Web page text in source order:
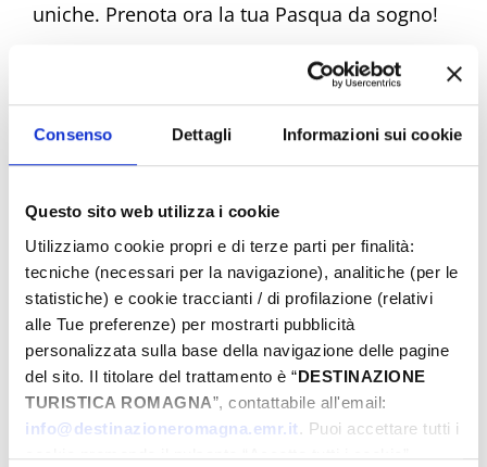
Consenso Dettagli Informazioni sui cookie
Questo sito web utilizza i cookie
Utilizziamo cookie propri e di terze parti per finalità:
tecniche (necessari per la navigazione), analitiche (per le
statistiche) e cookie traccianti / di profilazione (relativi
alle Tue preferenze) per mostrarti pubblicità
personalizzata sulla base della navigazione delle pagine
del sito. Il titolare del trattamento è “DESTINAZIONE
TURISTICA ROMAGNA”, contattabile all'email:
info@destinazioneromagna.emr.it. Puoi accettare tutti i
cookie premendo il pulsante “Accetta tutti i cookie”,
uniche. Prenota ora la tua Pasqua da sogno!
Dal
A
Comune